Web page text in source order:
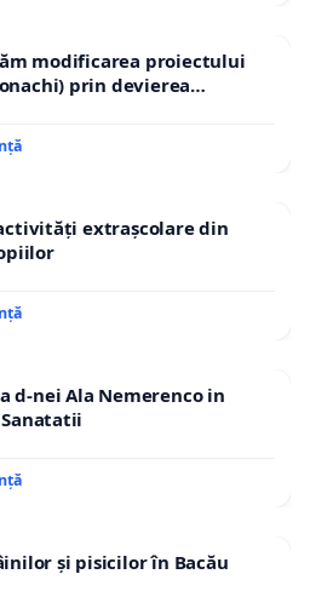
modificarea proiectului
prin devierea
extrașcolare din
d-nei Ala Nemerenco in
și pisicilor în Bacău